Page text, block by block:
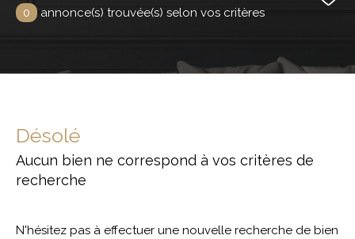
0 annonce(s) trouvée(s) selon vos critères
Désolé
Aucun bien ne correspond à vos critères de
recherche
N'hésitez pas à effectuer une nouvelle recherche de bien
critères
Type de bien
Budget
Pièces